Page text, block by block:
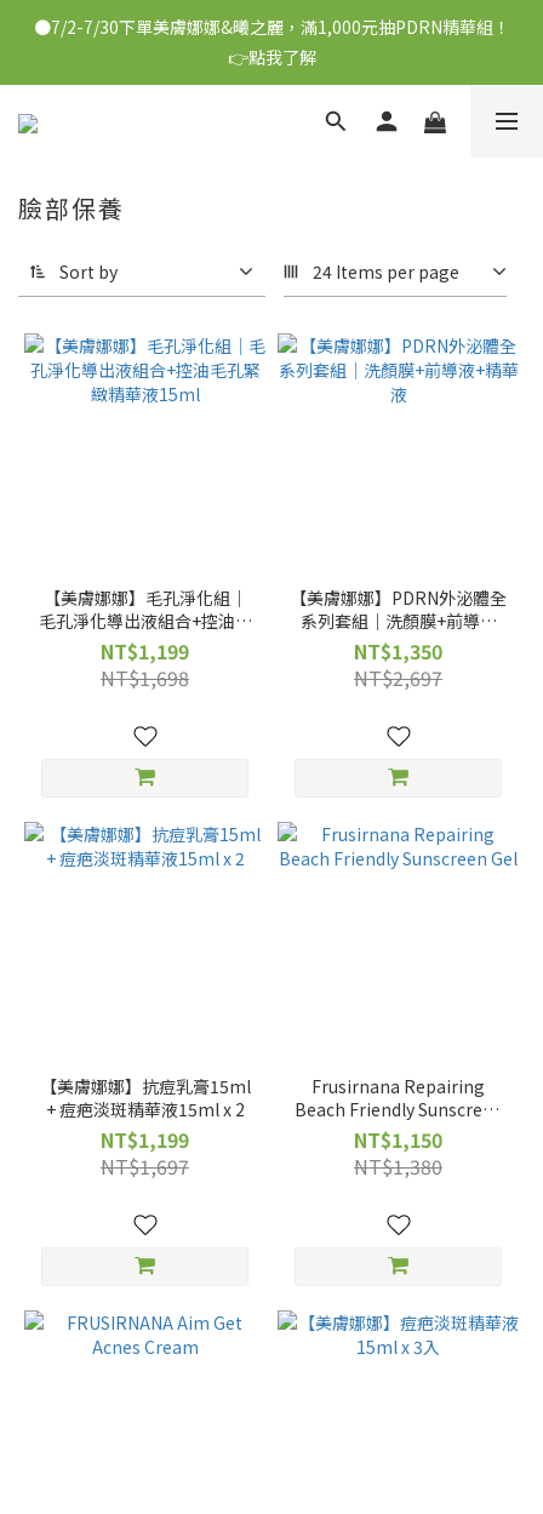
●7/2-7/30下單美膚娜娜&曦之麗，滿1,000元抽PDRN精華組！
👉點我了解
●7/2-7/30下單美膚娜娜&曦之麗，滿1,000元抽PDRN精華組！
👉點我了解
●每消費1元可獲得1會員點數
●7/2-7/30下單美膚娜娜&曦之麗，滿1,000元抽PDRN精華組！
臉部保養
Sort by 24 Items per page
【美膚娜娜】毛孔淨化組｜
毛孔淨化導出液組合+控油毛
孔緊緻精華液15ml
NT$1,199
NT$1,698
【美膚娜娜】PDRN外泌體全
系列套組｜洗顏膜+前導液
+精華液
NT$1,350
NT$2,697
【美膚娜娜】抗痘乳膏15ml
+ 痘疤淡斑精華液15ml x 2
NT$1,199
NT$1,697
Frusirnana Repairing
Beach Friendly Sunscreen
Gel
NT$1,150
NT$1,380